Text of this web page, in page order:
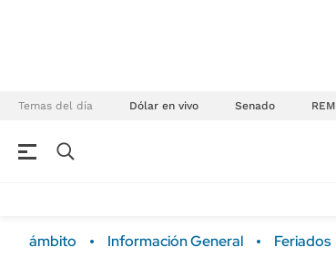
Temas del día Dólar en vivo Senado REM
ámbito Información General Feriados